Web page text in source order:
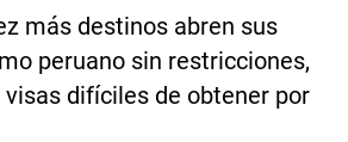
más destinos abren sus
peruano sin restricciones,
difíciles de obtener por